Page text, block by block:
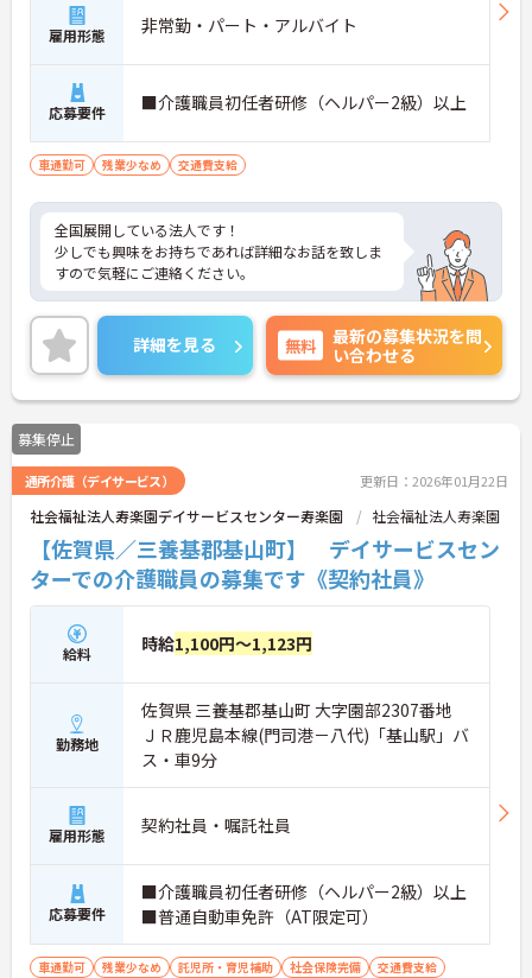
雇用形態 非常勤・パート・アルバイト
応募要件 ■介護職員初任者研修（ヘルパー2級）以上
車通勤可 残業少なめ 交通費支給
全国展開している法人です！
少しでも興味をお持ちであれば詳細なお話を致しま
すので気軽にご連絡ください。
詳細を見る 無料
最新の募集状況を問
い合わせる
募集停止
通所介護（デイサービス） 更新日：2026年01月22日
社会福祉法人寿楽園デイサービスセンター寿楽園 社会福祉法人寿楽園
【佐賀県／三養基郡基山町】 デイサービスセン
ターでの介護職員の募集です《契約社員》
給料 時給1,100円～1,123円
勤務地
佐賀県 三養基郡基山町 大字園部2307番地
ＪＲ鹿児島本線(門司港－八代)「基山駅」バ
ス・車9分
雇用形態 契約社員・嘱託社員
応募要件
■介護職員初任者研修（ヘルパー2級）以上
■普通自動車免許（AT限定可）
車通勤可 残業少なめ 託児所・育児補助 社会保険完備 交通費支給